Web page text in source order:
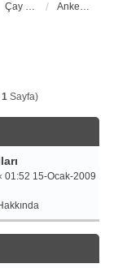
Çay Molası Anketler
1 Sayfa)
01:52 15-Ocak-2009